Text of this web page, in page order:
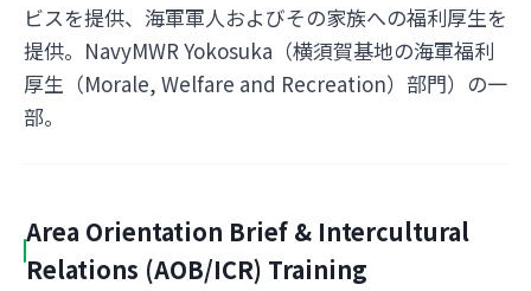
ビスを提供、海軍軍人およびその家族への福利厚生を
提供。NavyMWR Yokosuka（横須賀基地の海軍福利
厚生（Morale, Welfare and Recreation）部門）の一
部。
Area Orientation Brief & Intercultural
Relations (AOB/ICR) Training